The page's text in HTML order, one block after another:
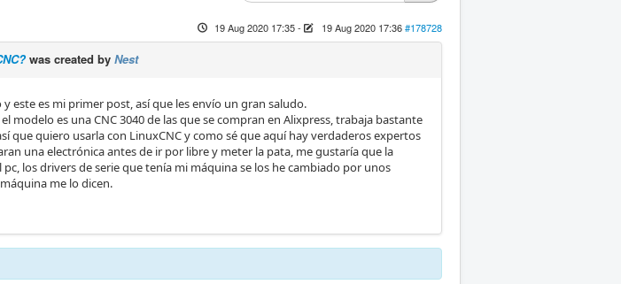
19 Aug 2020 17:35- 19 Aug 2020 17:36#178728
was created by Nest
este es mi primer post, así que les envío un gran saludo.
modelo es una CNC 3040 de las que se compran en Alixpress, trabaja bastante
que quiero usarla con LinuxCNC y como sé que aquí hay verdaderos expertos
una electrónica antes de ir por libre y meter la pata, me gustaría que la
los drivers de serie que tenía mi máquina se los he cambiado por unos
me lo dicen.